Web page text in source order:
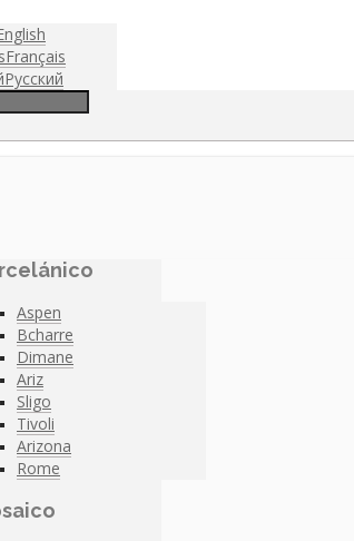
Français
Русский
Aspen
Bcharre
Dimane
Ariz
Sligo
Tivoli
Arizona
Rome